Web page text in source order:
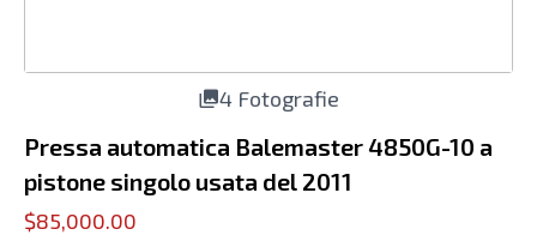
4 Fotografie
Pressa automatica Balemaster 4850G-10 a
pistone singolo usata del 2011
$85,000.00